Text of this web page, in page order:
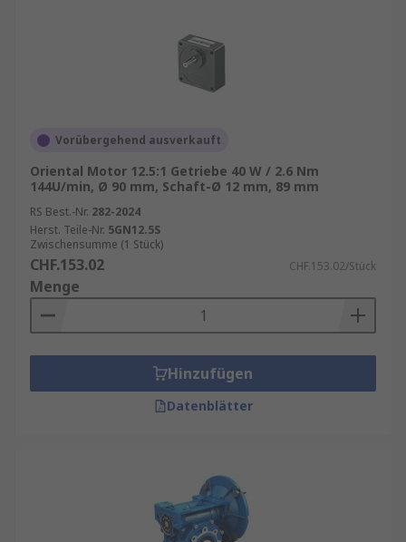
Vorübergehend ausverkauft
Oriental Motor 12.5:1 Getriebe 40 W / 2.6 Nm
144U/min, Ø 90 mm, Schaft-Ø 12 mm, 89 mm
RS Best.-Nr. 282-2024
Herst. Teile-Nr. 5GN12.5S
Zwischensumme (1 Stück)
CHF.153.02 CHF.153.02/Stück
Menge
Hinzufügen
Datenblätter